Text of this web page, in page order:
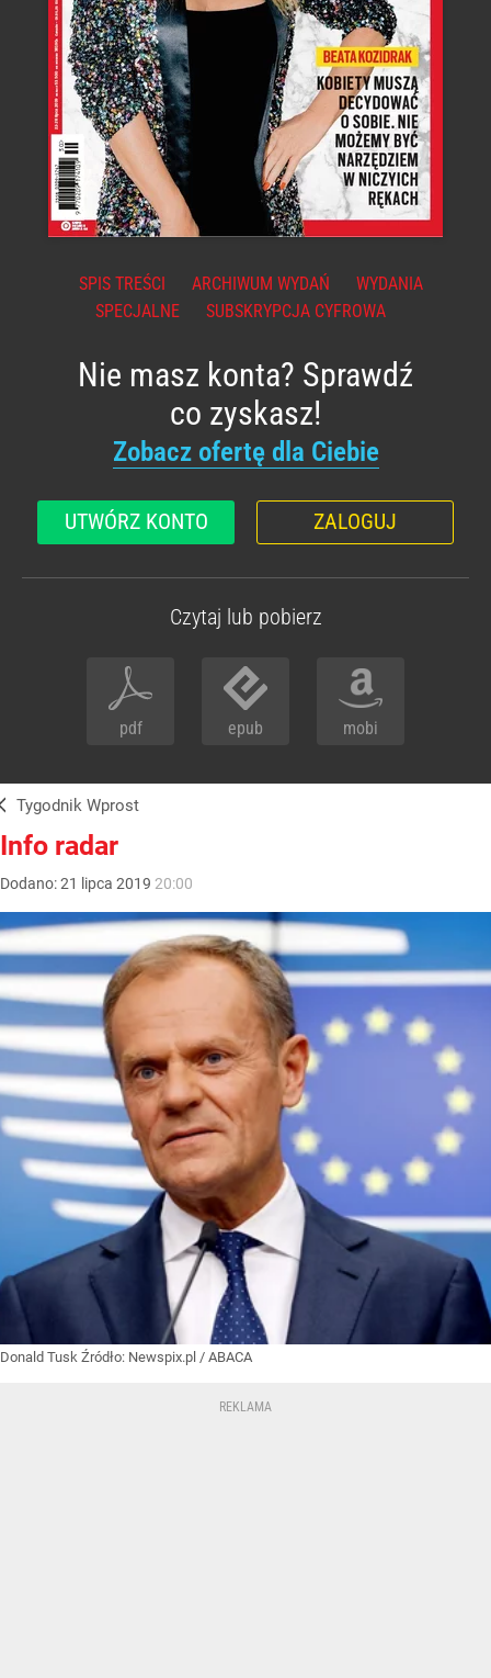
SPIS TREŚCI ARCHIWUM WYDAŃ
WYDANIA
SPECJALNE
SUBSKRYPCJA CYFROWA
Nie masz konta? Sprawdź
co zyskasz!
Zobacz ofertę dla Ciebie
UTWÓRZ KONTO ZALOGUJ
Czytaj lub pobierz
pdf epub mobi
Tygodnik Wprost
Info radar
Dodano:21 lipca 2019 20:00
Donald Tusk Źródło: Newspix.pl / ABACA